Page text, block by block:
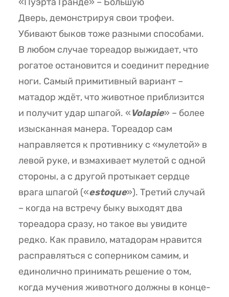
«Пуэрта Гранде» – Большую
Дверь, демонстрируя свои трофеи.
Убивают быков тоже разными способами.
В любом случае тореадор выжидает, что
рогатое остановится и соединит передние
ноги. Самый примитивный вариант –
матадор ждёт, что животное приблизится
и получит удар шпагой. «Volapie» – более
изысканная манера. Тореадор сам
направляется к противнику с «мулетой» в
левой руке, и взмахивает мулетой с одной
стороны, а с другой протыкает сердце
врага шпагой («estoque»). Третий случай
– когда на встречу быку выходят два
тореадора сразу, но такое вы увидите
редко. Как правило, матадорам нравится
расправляться с соперником самим, и
единолично принимать решение о том,
когда мучения животного должны в конце-